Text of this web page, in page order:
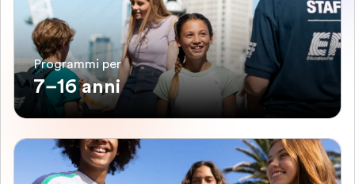
Programmi per
7–16 anni